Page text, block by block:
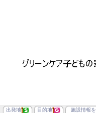
出発地
目的地
施設情報を